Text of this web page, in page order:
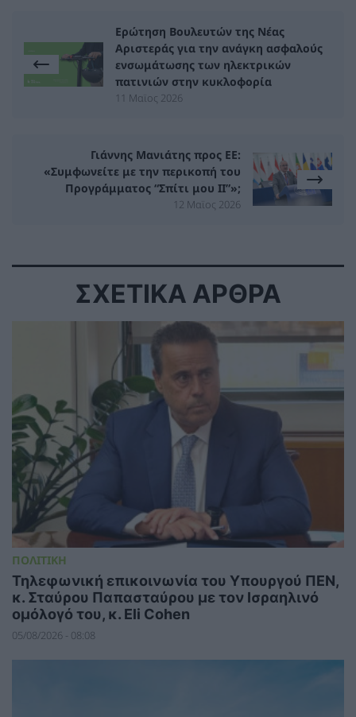
Ερώτηση Βουλευτών της Νέας
Αριστεράς για την ανάγκη ασφαλούς
ενσωμάτωσης των ηλεκτρικών
πατινιών στην κυκλοφορία
11 Μαϊος 2026
Γιάννης Μανιάτης προς ΕΕ:
«Συμφωνείτε με την περικοπή του
Προγράμματος “Σπίτι μου ΙΙ”»;
12 Μαϊος 2026
ΣΧΕΤΙΚΑ ΑΡΘΡΑ
ΠΟΛΙΤΙΚΗ
Τηλεφωνική επικοινωνία του Υπουργού ΠΕΝ,
κ. Σταύρου Παπασταύρου με τον Ισραηλινό
ομόλογό του, κ. Eli Cohen
05/08/2026 - 08:08